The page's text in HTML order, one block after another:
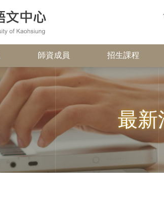
師資成員 招生課程
最新